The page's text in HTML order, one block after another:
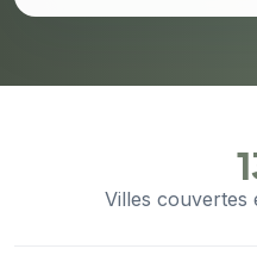
Villes couvertes